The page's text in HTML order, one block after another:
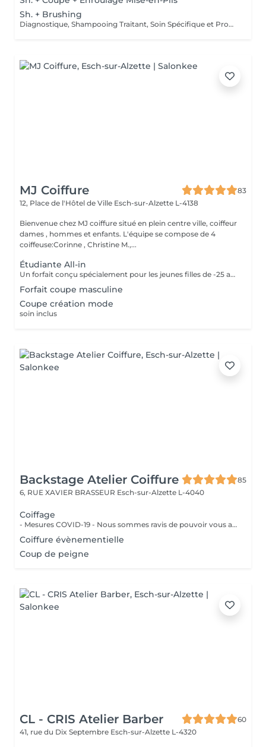
Sh. + Brushing
Diagnostique, Shampooing Traitant, Soin Spécifique et Produits Coiffants inclus
MJ Coiffure
83
12, Place de l'Hôtel de Ville Esch-sur-Alzette L-4138
Bienvenue chez MJ coiffure situé en plein centre ville, coiffeur
dames , hommes et enfants. L'équipe se compose de 4
coiffeuse:Corinne , Christine M.,...
Étudiante All-in
Un forfait conçu spécialement pour les jeunes filles de -25 ans. Inclus dans le forfait shampooing, coupe et séchage naturel :)
Forfait coupe masculine
Coupe création mode
soin inclus
Backstage Atelier Coiffure
85
6, RUE XAVIER BRASSEUR Esch-sur-Alzette L-4040
Coiffage
- Mesures COVID-19 - Nous sommes ravis de pouvoir vous accueillir à partir du 11 mai 2020 . Dans la mesure du possible : - Réserver un jour et un créneau en semaine si vous n'avez pas de contrainte pro./perso. - Venir seul aux rendez-vous - Se présenter au salon à l'heure prévue - Porter un masque et des gants - Respecter la distanciation - Prévoyez une boisson et de la lecture si besoin - Privilégier les modes de paiements sans contact Un grand merci d'avance pour votre compréhension. Au plaisir de vous revoir très vite.
Coiffure évènementielle
Coup de peigne
CL - CRIS Atelier Barber
60
41, rue du Dix Septembre Esch-sur-Alzette L-4320